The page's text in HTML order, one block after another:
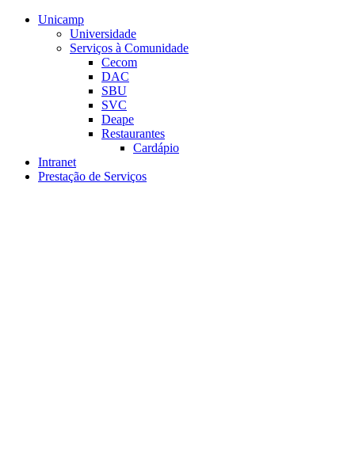
Conteúdo principal
Unicamp
Universidade
Serviços à Comunidade
Cecom
DAC
SBU
SVC
Deape
Restaurantes
Cardápio
Intranet
Prestação de Serviços